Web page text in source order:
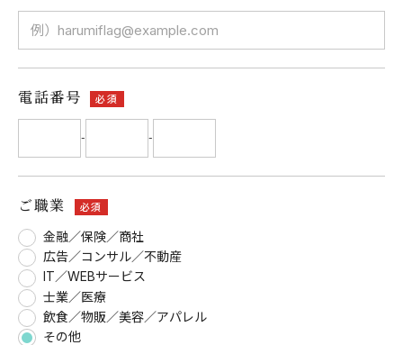
電話番号 必須
- -
ご職業 必須
金融／保険／商社
広告／コンサル／不動産
IT／WEBサービス
士業／医療
飲食／物販／美容／アパレル
その他